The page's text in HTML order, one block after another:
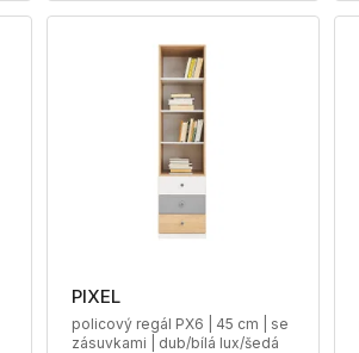
PIXEL
policový regál PX6 | 45 cm | se
zásuvkami | dub/bílá lux/šedá